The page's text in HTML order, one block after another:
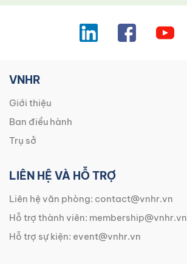
VNHR
Giới thiệu
Ban điều hành
Trụ sở
LIÊN HỆ VÀ HỖ TRỢ
Liên hệ văn phòng: contact@vnhr.vn
Hỗ trợ thành viên: membership@vnhr.vn
Hỗ trợ sự kiện: event@vnhr.vn